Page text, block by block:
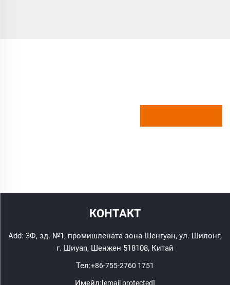
КОНТАКТ
Add: 3Ф, зд. №1, промишлената зона Шенгуан, ул. Шилонг,
г. Шиyan, Шенжен 518108, Китай
Тел:+86-755-2760 1751
Имейл:[email protected]